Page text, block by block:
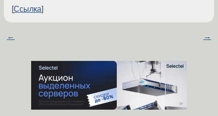
Ссылка
← →